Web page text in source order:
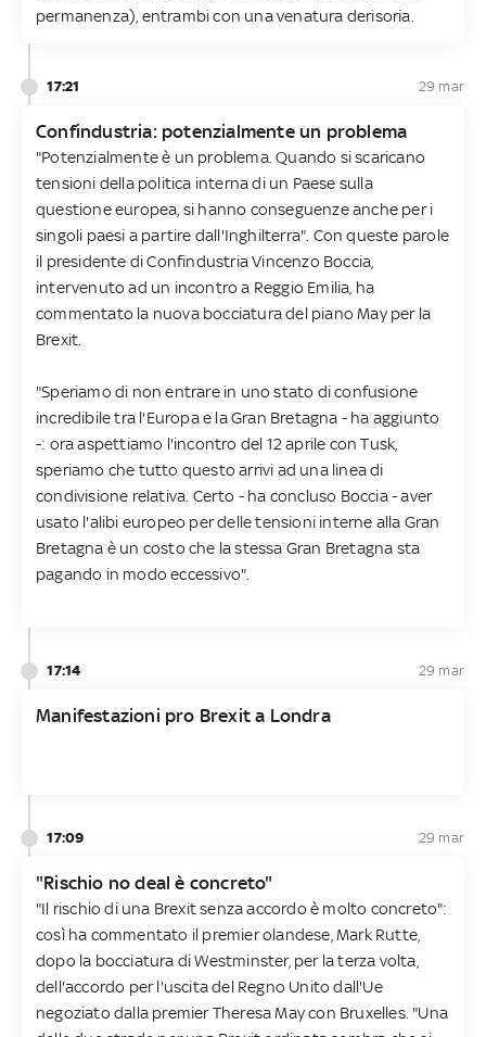
permanenza), entrambi con una venatura derisoria.
17:21 29 mar
Confindustria: potenzialmente un problema
"Potenzialmente è un problema. Quando si scaricano
tensioni della politica interna di un Paese sulla
questione europea, si hanno conseguenze anche per i
singoli paesi a partire dall'Inghilterra". Con queste parole
il presidente di Confindustria Vincenzo Boccia,
intervenuto ad un incontro a Reggio Emilia, ha
commentato la nuova bocciatura del piano May per la
Brexit.
"Speriamo di non entrare in uno stato di confusione
incredibile tra l'Europa e la Gran Bretagna - ha aggiunto
-: ora aspettiamo l'incontro del 12 aprile con Tusk,
speriamo che tutto questo arrivi ad una linea di
condivisione relativa. Certo - ha concluso Boccia - aver
usato l'alibi europeo per delle tensioni interne alla Gran
Bretagna è un costo che la stessa Gran Bretagna sta
pagando in modo eccessivo".
17:14 29 mar
Manifestazioni pro Brexit a Londra
17:09 29 mar
"Rischio no deal è concreto"
"Il rischio di una Brexit senza accordo è molto concreto":
così ha commentato il premier olandese, Mark Rutte,
dopo la bocciatura di Westminster, per la terza volta,
dell'accordo per l'uscita del Regno Unito dall'Ue
negoziato dalla premier Theresa May con Bruxelles. "Una